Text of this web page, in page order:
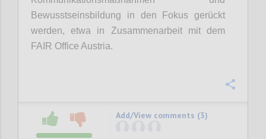
Bewusstseinsbildung in den Fokus gerückt
werden, etwa in Zusammenarbeit mit dem
FAIR Office Austria.
Add/View comments (3)